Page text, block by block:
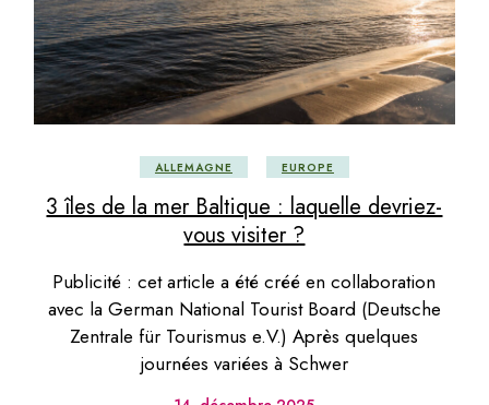
ALLEMAGNE EUROPE
3 îles de la mer Baltique : laquelle devriez-
vous visiter ?
Publicité : cet article a été créé en collaboration
avec la German National Tourist Board (Deutsche
Zentrale für Tourismus e.V.) Après quelques
journées variées à Schwer